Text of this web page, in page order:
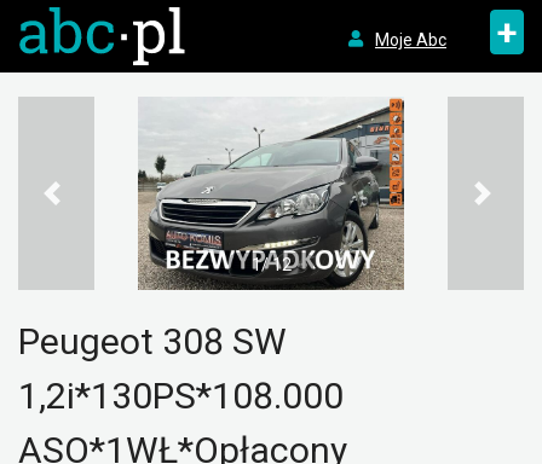
Moje Abc +
1/ 12
Peugeot 308 SW
1,2i*130PS*108.000
ASO*1WŁ*Opłacony